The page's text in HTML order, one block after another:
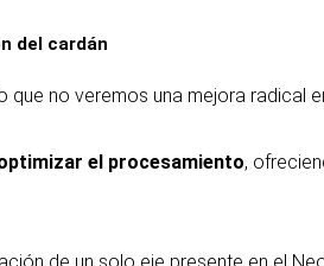
del cardán
que no veremos una mejora radical
el procesamiento,